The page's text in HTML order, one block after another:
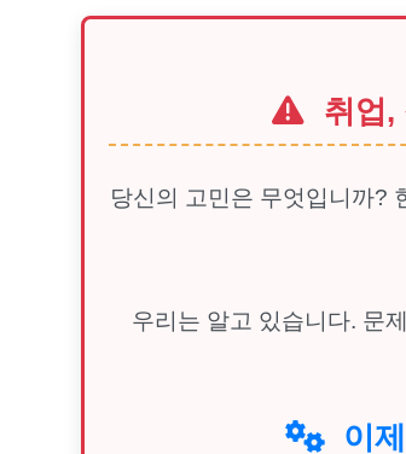
취업,
당신의 고민은 무엇입니까?
우리는 알고 있습니다. 문
이